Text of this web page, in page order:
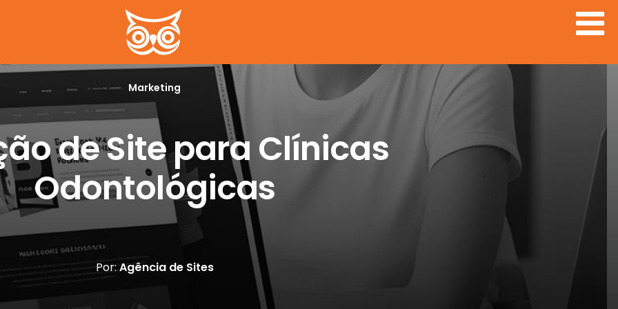
Marketing
de Site para Clínicas
Odontológicas
Por:Agência de Sites